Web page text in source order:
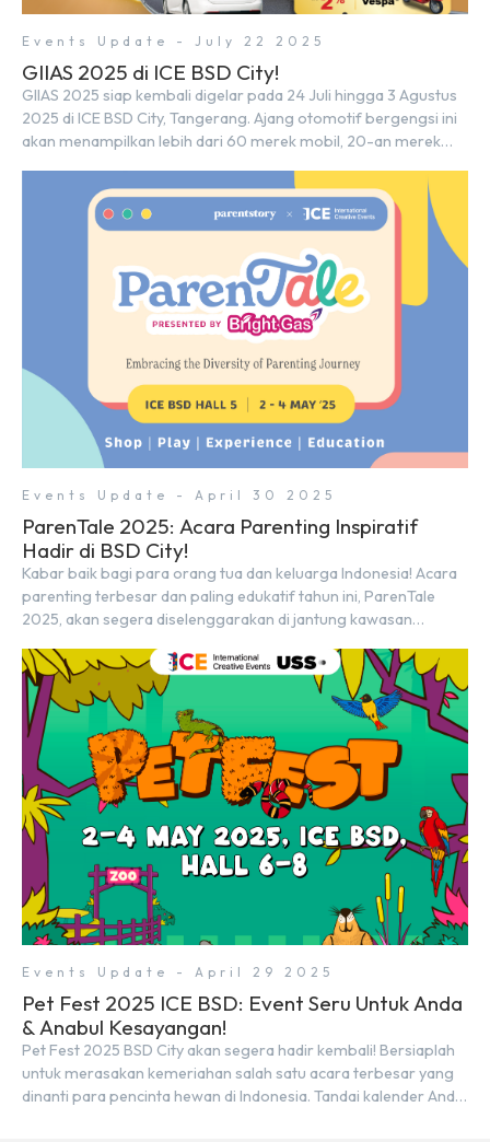
Events Update - July 22 2025
GIIAS 2025 di ICE BSD City!
GIIAS 2025 siap kembali digelar pada 24 Juli hingga 3 Agustus
2025 di ICE BSD City, Tangerang. Ajang otomotif bergengsi ini
akan menampilkan lebih dari 60 merek mobil, 20-an merek
pusat perhatian bagi para pecinta otomotif, GIIAS juga menjadi
tempat berkumpulnya komunitas dan pelaku industri untuk
menjalin […]
Events Update - April 30 2025
ParenTale 2025: Acara Parenting Inspiratif
Hadir di BSD City!
Kabar baik bagi para orang tua dan keluarga Indonesia! Acara
parenting terbesar dan paling edukatif tahun ini, ParenTale
2025, akan segera diselenggarakan di jantung kawasan
acara ini akan berlangsung selama tiga hari penuh, yaitu pada 2
hingga 4 Mei 2025. Diselenggarakan oleh Parentstory dan […]
Events Update - April 29 2025
Pet Fest 2025 ICE BSD: Event Seru Untuk Anda
& Anabul Kesayangan!
Pet Fest 2025 BSD City akan segera hadir kembali! Bersiaplah
untuk merasakan kemeriahan salah satu acara terbesar yang
dinanti para pencinta hewan di Indonesia. Tandai kalender Anda